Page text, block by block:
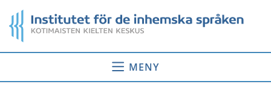
till
innehåll
Startsida
MENY